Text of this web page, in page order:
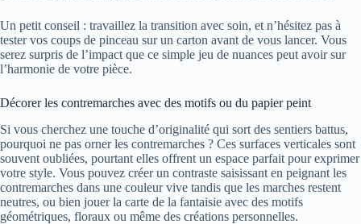
Un petit conseil : travaillez la transition avec soin, et n’hésitez pas à
tester vos coups de pinceau sur un carton avant de vous lancer. Vous
serez surpris de l’impact que ce simple jeu de nuances peut avoir sur
l’harmonie de votre pièce.
Décorer les contremarches avec des motifs ou du papier peint
Si vous cherchez une touche d’originalité qui sort des sentiers battus,
pourquoi ne pas orner les contremarches ? Ces surfaces verticales sont
souvent oubliées, pourtant elles offrent un espace parfait pour exprimer
votre style. Vous pouvez créer un contraste saisissant en peignant les
contremarches dans une couleur vive tandis que les marches restent
neutres, ou bien jouer la carte de la fantaisie avec des motifs
géométriques, floraux ou même des créations personnelles.